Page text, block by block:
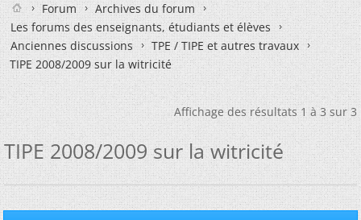
Forum
Archives du forum
Les forums des enseignants, étudiants et élèves
Anciennes discussions
TPE / TIPE et autres travaux
TIPE 2008/2009 sur la witricité
Affichage des résultats 1 à 3 sur 3
TIPE 2008/2009 sur la witricité